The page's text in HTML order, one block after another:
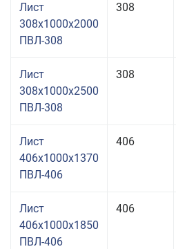
Лист
308x1000x2000
ПВЛ-308
308
Лист
308x1000x2500
ПВЛ-308
308
Лист
406x1000x1370
ПВЛ-406
406
Лист
406x1000x1850
ПВЛ-406
406